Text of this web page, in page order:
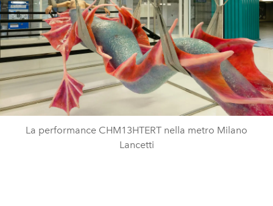
La performance CHM13HTERT nella metro Milano
Lancetti